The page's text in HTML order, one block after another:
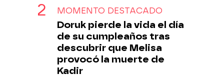
MOMENTO DESTACADO
Doruk pierde la vida el día
de su cumpleaños tras
descubrir que Melisa
provocó la muerte de
Kadir